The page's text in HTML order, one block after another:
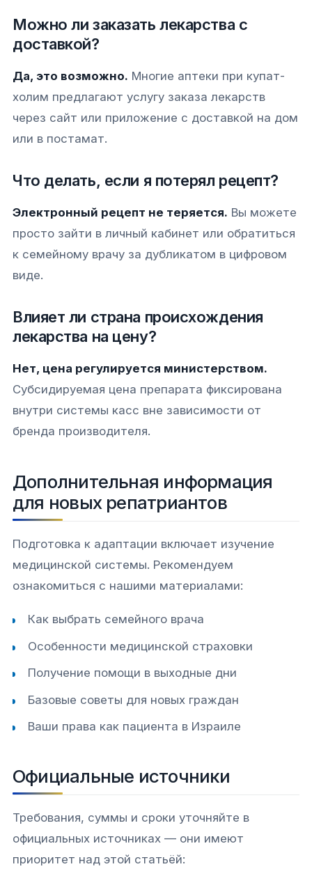
Можно ли заказать лекарства с
доставкой?
Да, это возможно. Многие аптеки при купат-
холим предлагают услугу заказа лекарств
через сайт или приложение с доставкой на дом
или в постамат.
Что делать, если я потерял рецепт?
Электронный рецепт не теряется. Вы можете
просто зайти в личный кабинет или обратиться
к семейному врачу за дубликатом в цифровом
виде.
Влияет ли страна происхождения
лекарства на цену?
Нет, цена регулируется министерством.
Субсидируемая цена препарата фиксирована
внутри системы касс вне зависимости от
бренда производителя.
Дополнительная информация
для новых репатриантов
Подготовка к адаптации включает изучение
медицинской системы. Рекомендуем
ознакомиться с нашими материалами:
Как выбрать семейного врача
Особенности медицинской страховки
Получение помощи в выходные дни
Базовые советы для новых граждан
Ваши права как пациента в Израиле
Официальные источники
Требования, суммы и сроки уточняйте в
официальных источниках — они имеют
приоритет над этой статьёй: